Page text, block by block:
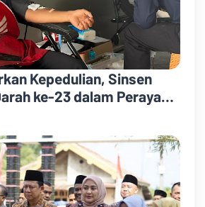
Kepedulian, Sinsen
ke-23 dalam Perayaan